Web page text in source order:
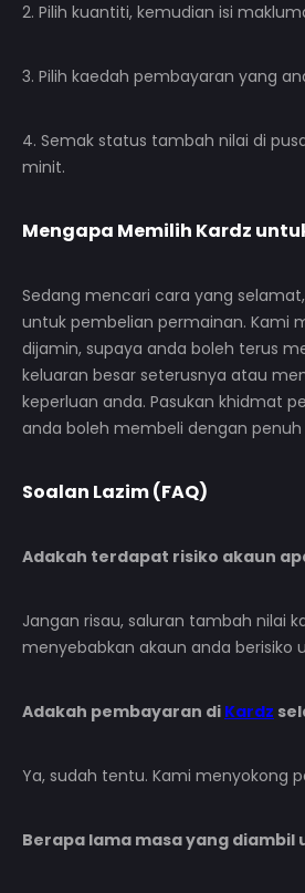
2. Pilih kuantiti, kemudian isi
3. Pilih kaedah pembayaran yang
4. Semak status tambah nilai di
minit.
Mengapa Memilih Kardz
Sedang mencari cara yang
untuk pembelian permainan. Kami
dijamin, supaya anda boleh terus
keluaran besar seterusnya atau
keperluan anda. Pasukan khidmat
anda boleh membeli dengan
Soalan Lazim (FAQ)
Adakah terdapat risiko akaun
Jangan risau, saluran tambah nilai
menyebabkan akaun anda berisiko
Adakah pembayaran di Kardz
Ya, sudah tentu. Kami menyokong
Berapa lama masa yang